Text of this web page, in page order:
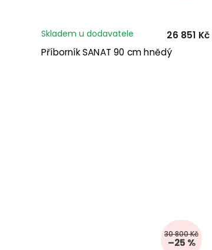
Příborník SANAT 90 cm hnědý
Skladem u dodavatele 26 851 Kč
30 800 Kč
–25 %